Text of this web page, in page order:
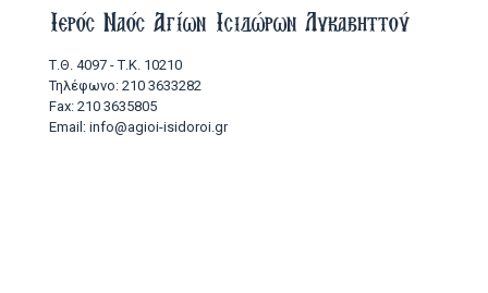
Ιερός Ναός Αγίων Ισιδώρων Λυκαβηττού
Τ.Θ. 4097 - Τ.Κ. 10210
Τηλέφωνο: 210 3633282
Fax: 210 3635805
Email: info@agioi-isidoroi.gr